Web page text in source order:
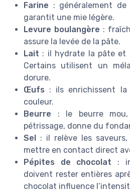
Farine : généralement
garantit une mie légère.
Levure boulangère :
assure la levée de la pâte.
Lait : il hydrate la pâte et
Certains utilisent un
dorure.
Œufs : ils enrichissent
couleur.
Beurre : le beurre
pétrissage, donne du
Sel : il relève les
mettre en contact direct
Pépites de chocolat :
doivent rester entières
chocolat influence